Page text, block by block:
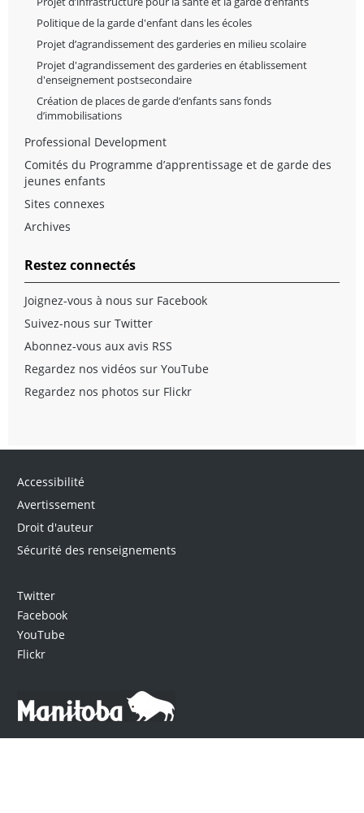
Politique de la garde d'enfant dans les écoles
Projet d’agrandissement des garderies en milieu scolaire
Projet d'agrandissement des garderies en établissement
d'enseignement postsecondaire
Création de places de garde d’enfants sans fonds
d’immobilisations
Professional Development
Comités du Programme d’apprentissage et de garde des
jeunes enfants
Sites connexes
Archives
Restez connectés
Joignez-vous à nous sur Facebook
Suivez-nous sur Twitter
Abonnez-vous aux avis RSS
Regardez nos vidéos sur YouTube
Regardez nos photos sur Flickr
Accessibilité
Avertissement
Droit d'auteur
Sécurité des renseignements
Twitter
Facebook
YouTube
Flickr